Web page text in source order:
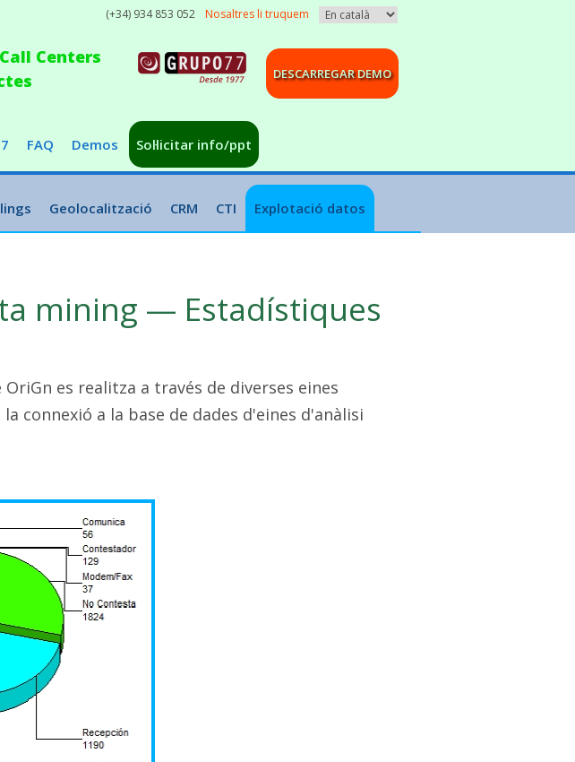
Centers
(+34) 934 853 052 Nosaltres li truquem
DESCARREGAR DEMO
FAQ Demos Sol·licitar info/ppt
Geolocalització CRM CTI Explotació datos
mining — Estadístiques
es realitza a través de diverses eines
connexió a la base de dades d'eines d'anàlisi